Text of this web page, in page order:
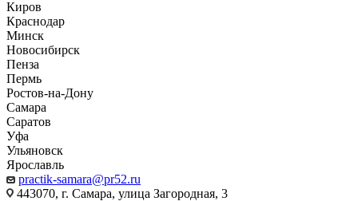
Киров
Краснодар
Минск
Новосибирск
Пенза
Пермь
Ростов-на-Дону
Самара
Саратов
Уфа
Ульяновск
Ярославль
practik-samara@pr52.ru
443070, г. Самара, улица Загородная, 3